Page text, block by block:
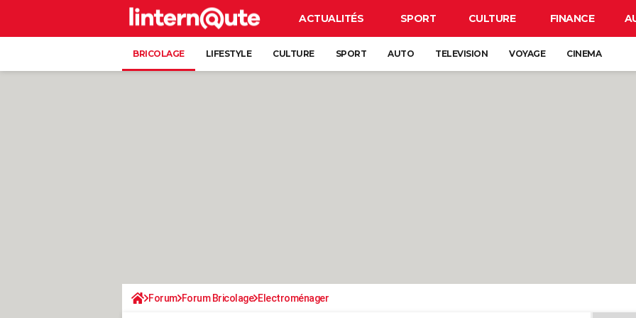
ACTUALITÉS SPORT CULTURE FINANCE
BRICOLAGE LIFESTYLE CULTURE SPORT AUTO TELEVISION VOYAGE CINEMA
Forum Forum Bricolage Electroménager